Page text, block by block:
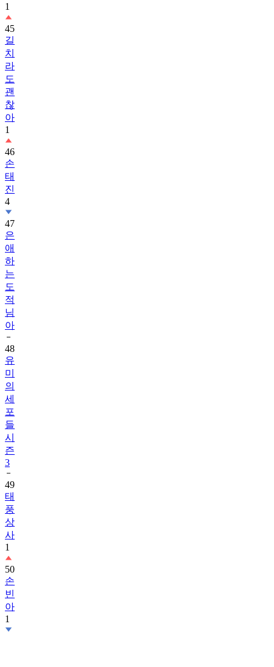
1
45
길
치
라
도
괜
찮
아
1
46
손
태
진
4
47
은
애
하
는
도
적
님
아
48
유
미
의
세
포
들
시
즌
3
49
태
풍
상
사
1
50
손
빈
아
1